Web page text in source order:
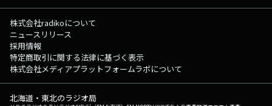
株式会社radikoについて
ニュースリリース
採用情報
特定商取引に関する法律に基づく表示
株式会社メディアプラットフォームラボについて
北海道・東北のラジオ局